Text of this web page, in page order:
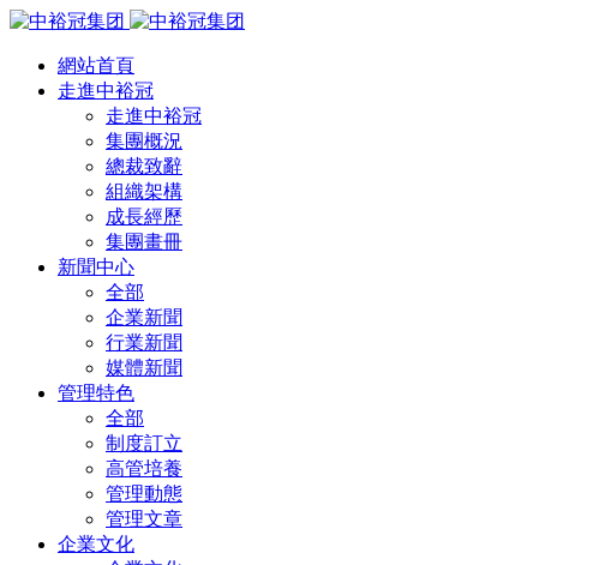
網站首頁
走進中裕冠
走進中裕冠
集團概況
總裁致辭
組織架構
成長經歷
集團畫冊
新聞中心
全部
企業新聞
行業新聞
媒體新聞
管理特色
全部
制度訂立
高管培養
管理動態
管理文章
企業文化